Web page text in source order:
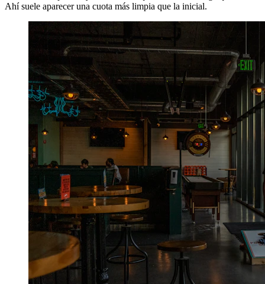
Ahí suele aparecer una cuota más limpia que la inicial.